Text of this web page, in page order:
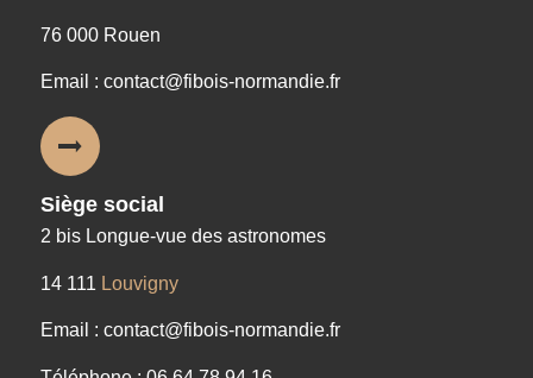
76 000 Rouen
Email : contact@fibois-normandie.fr
Siège social
2 bis Longue-vue des astronomes
14 111 Louvigny
Email : contact@fibois-normandie.fr